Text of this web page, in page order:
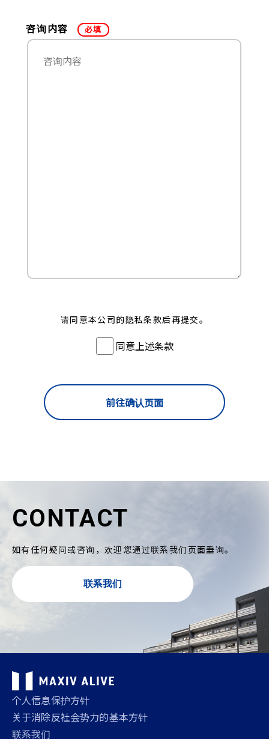
咨询内容 必填
请同意本公司的隐私条款后再提交。
同意上述条款
CONTACT
如有任何疑问或咨询，欢迎您通过联系我们页面垂询。
联系我们
个人信息保护方针
关于消除反社会势力的基本方针
联系我们